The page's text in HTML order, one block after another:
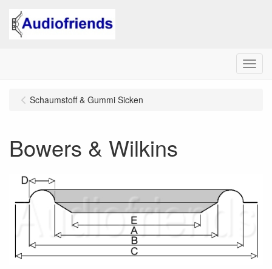
Menu
Schaumstoff & Gummi Sicken
Bowers & Wilkins